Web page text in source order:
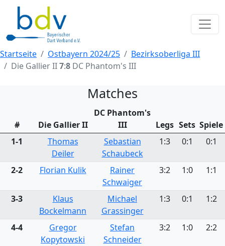
Startseite Ostbayern 2024/25
Bezirksoberliga III
Die Gallier II7:8 DC Phantom's III
Matches
# Die Gallier II
DC Phantom's
III
Legs Sets Spiele
1-1
Thomas
Deiler
Sebastian
Schaubeck
1:3 0:1 0:1
2-2 Florian Kulik
Rainer
Schwaiger
3:2 1:0 1:1
3-3
Klaus
Bockelmann
Michael
Grassinger
1:3 0:1 1:2
4-4
Gregor
Kopytowski
Stefan
Schneider
3:2 1:0 2:2